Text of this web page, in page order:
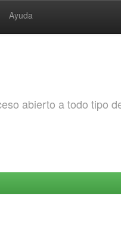
Ayuda
abierto a todo tipo